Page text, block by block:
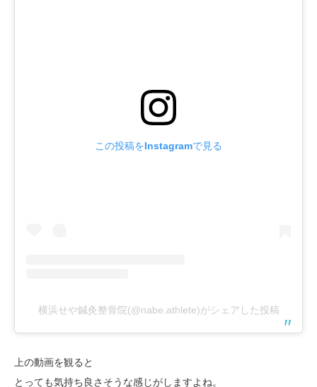
この投稿をInstagramで見る
横浜せや鍼灸整骨院(@nabe.athlete)がシェアした投稿
上の動画を観ると
とっても気持ち良さそうな感じがしますよね。